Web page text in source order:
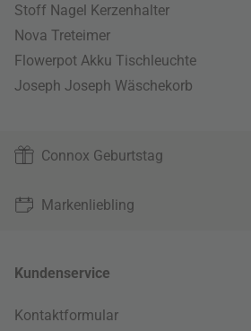
Stoff Nagel Kerzenhalter
Nova Treteimer
Flowerpot Akku Tischleuchte
Joseph Joseph Wäschekorb
Connox Geburtstag
Markenliebling
Kundenservice
Kontaktformular